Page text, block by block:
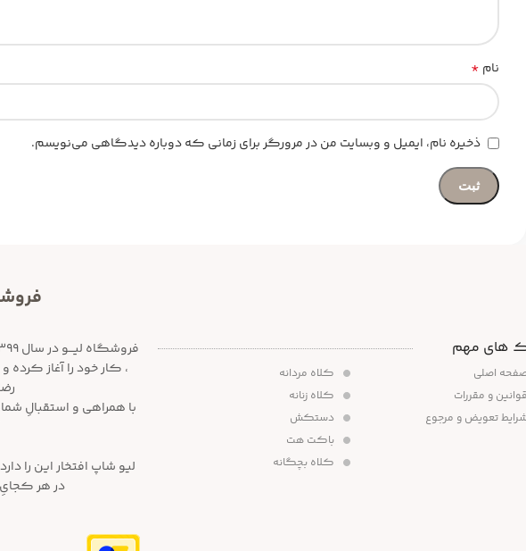
نام *
ذخیره نام، ایمیل و وبسایت من در مرورگر برای زمانی که دوباره دیدگاهی می‌نویسم.
های مهم
اصلی
و مقررات
تعویض و مرجوع
کلاه مردانه
کلاه زنانه
دستکش
باکت هت
کلاه بچگانه
، کار خود را آغاز کرده
لیو شاپ افتخار این را
در هر کجایِ